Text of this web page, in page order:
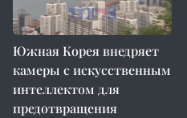
Южная Корея внедряет
камеры с искусственным
интеллектом для
предотвращения